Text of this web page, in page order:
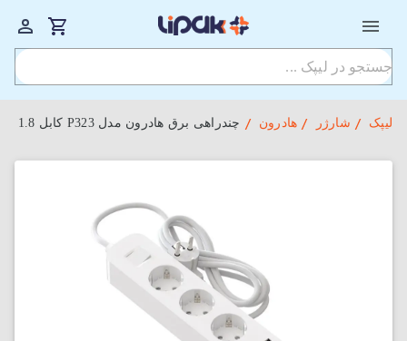
لیپک شارژر هادرون چندراهی برق هادرون مدل P323 کابل 1.8 متر با توان 18 وات